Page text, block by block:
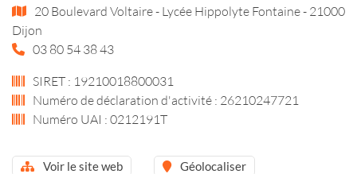
20 Boulevard Voltaire - Lycée Hippolyte Fontaine - 21000
Dijon
03 80 54 38 43
SIRET : 19210018800031
Numéro de déclaration d'activité : 26210247721
Numéro UAI : 0212191T
Voir le site web Géolocaliser